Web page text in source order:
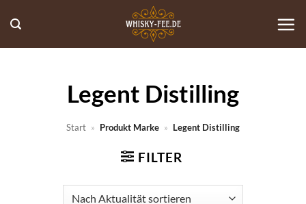
Inhalt
springen
Legent Distilling
Start » Produkt Marke » Legent Distilling
FILTER